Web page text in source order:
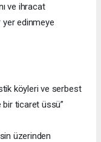
ve ihracat
yer edinmeye
köyleri ve serbest
bir ticaret üssü”
üzerinden